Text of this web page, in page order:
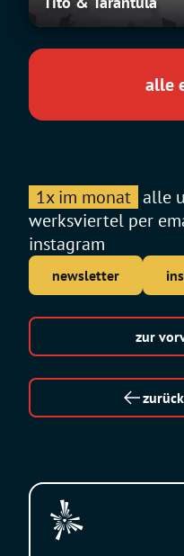
Tarantula
alle
1x im monat alle
werksviertel per
instagram
newsletter
zur